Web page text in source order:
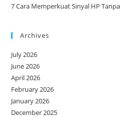
7 Cara Memperkuat Sinyal HP
Archives
July 2026
June 2026
April 2026
February 2026
January 2026
December 2025